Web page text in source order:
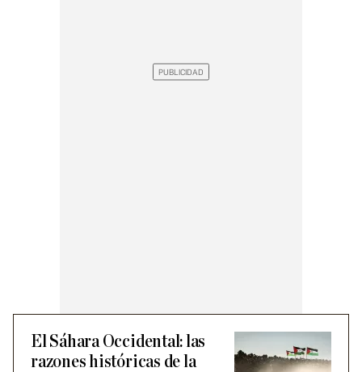
El Sáhara Occidental: las
razones históricas de la